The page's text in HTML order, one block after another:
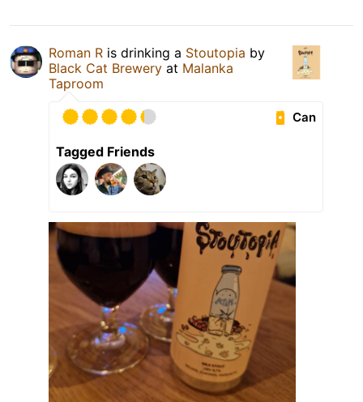
Roman R is drinking a Stoutopia by
Black Cat Brewery at Malanka
Taproom
Can
Tagged Friends